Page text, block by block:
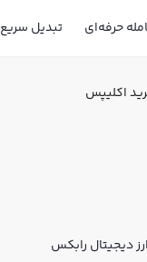
حرفه‌ای تبدیل سریع
اکلیپس